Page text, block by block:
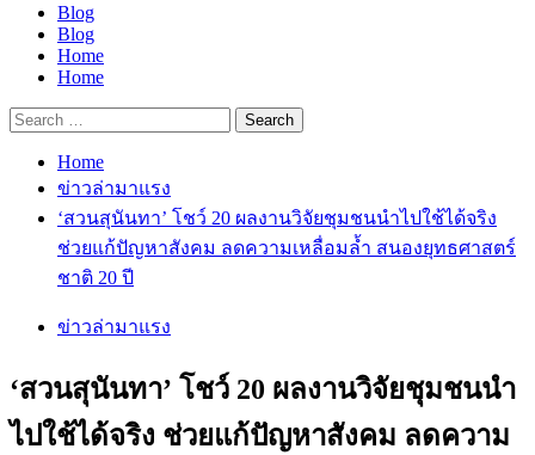
Primary
Menu
Blog
Blog
Home
Home
Search
for:
Home
ข่าวล่ามาแรง
‘สวนสุนันทา’ โชว์ 20 ผลงานวิจัยชุมชนนำไปใช้ได้จริง
ช่วยแก้ปัญหาสังคม ลดความเหลื่อมล้ำ สนองยุทธศาสตร์
ชาติ 20 ปี
ข่าวล่ามาแรง
‘สวนสุนันทา’ โชว์ 20 ผลงานวิจัยชุมชนนำ
ไปใช้ได้จริง ช่วยแก้ปัญหาสังคม ลดความ